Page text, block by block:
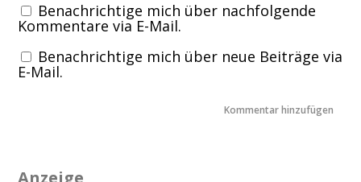
Benachrichtige mich über nachfolgende
Kommentare via E-Mail.
Benachrichtige mich über neue Beiträge via
E-Mail.